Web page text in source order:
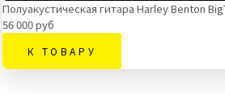
Полуакустическая гитара Harley Benton
56 000 руб
К ТОВАРУ